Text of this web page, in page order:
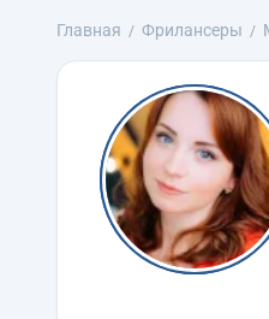
Главная Фрилансеры